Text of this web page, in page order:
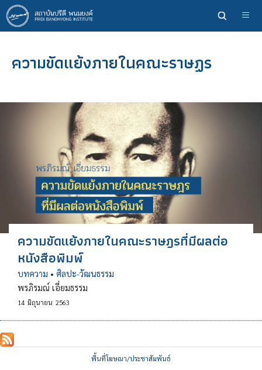
ข้าม
ไป
ยัง
หลักความขัดแย้งภายในคณะราษฏร
ความขัดแย้งภายในคณะราษฎรที่มีผลต่อ
หนังสือพิมพ์
บทความ • ศิลปะ-วัฒนธรรม
พรภิรมณ์ เอี่ยมธรรม
14 มิถุนายน 2563
พื้นที่โฆษณา/ประชาสัมพันธ์